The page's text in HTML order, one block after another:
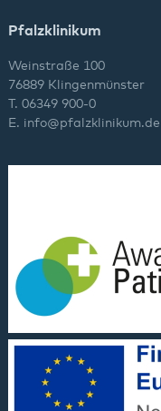
Pfalzklinikum
Weinstraße 100
76889 Klingenmünster
T. 06349 900-0
E. info@pfalzklinikum.de